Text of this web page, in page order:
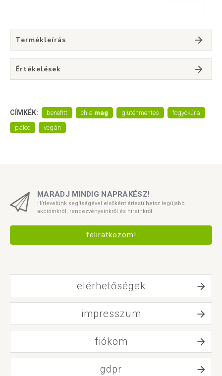
Termékleírás
Értékelések
CÍMKÉK: benefitt chia mag gluténmentes
fogyókúra
paleo
vegán
MARADJ MINDIG NAPRAKÉSZ!
Hírlevelünk segítségével elsőként értesülhetsz legújabb
akcióinkról, rendezvényeinkről és híreinkről.
feliratkozom!
elérhetőségek
impresszum
fiókom
gdpr